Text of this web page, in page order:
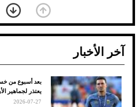
ضعف تبريد مكيف السيارة عند
الأسباب والحلول
آخر الأخبار
بعد أسبوع من
يعتذر لجماهير
2026-07-27